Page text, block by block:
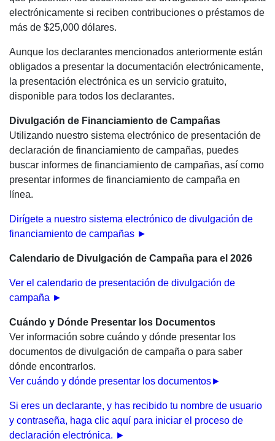
electrónicamente si reciben contribuciones o préstamos de
más de $25,000 dólares.
Aunque los declarantes mencionados anteriormente están
obligados a presentar la documentación electrónicamente,
la presentación electrónica es un servicio gratuito,
disponible para todos los declarantes.
Divulgación de Financiamiento de Campañas
Utilizando nuestro sistema electrónico de presentación de
declaración de financiamiento de campañas, puedes
buscar informes de financiamiento de campañas, así como
presentar informes de financiamiento de campaña en
línea.
Dirígete a nuestro sistema electrónico de divulgación de
financiamiento de campañas ►
Calendario de Divulgación de Campaña para el 2026
Ver el calendario de presentación de divulgación de
campaña ►
Cuándo y Dónde Presentar los Documentos
Ver información sobre cuándo y dónde presentar los
documentos de divulgación de campaña o para saber
dónde encontrarlos.
Ver cuándo y dónde presentar los documentos►
Si eres un declarante, y has recibido tu nombre de usuario
y contraseña, haga clic aquí para iniciar el proceso de
declaración electrónica. ►